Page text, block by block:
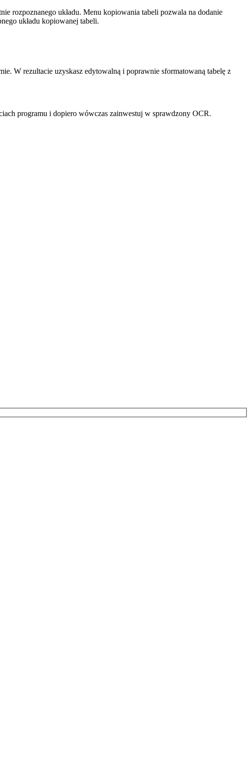
rozpoznanego układu. Menu kopiowania tabeli pozwala na dodanie
układu kopiowanej tabeli.
W rezultacie uzyskasz edytowalną i poprawnie sformatowaną tabelę z
programu i dopiero wówczas zainwestuj w sprawdzony OCR.